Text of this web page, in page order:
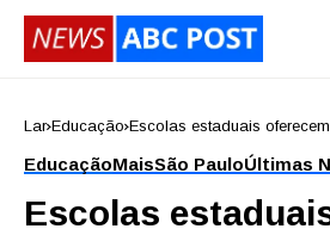
Lar Educação Escolas estaduais
EducaçãoMaisSão PauloÚltimas
Escolas